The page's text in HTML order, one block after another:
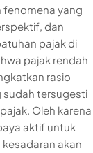
fenomena yang
dan
pajak di
pajak rendah
rasio
sudah tersugesti
Oleh karena
aktif untuk
kesadaran akan